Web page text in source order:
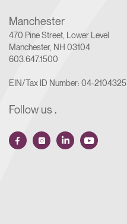
Manchester
470 Pine Street, Lower Level
Manchester, NH 03104
603.647.1500
EIN/Tax ID Number: 04-2104325
Follow us .